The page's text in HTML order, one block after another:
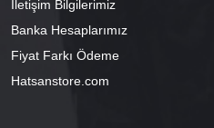
İletişim Bilgilerimiz
Banka Hesaplarımız
Fiyat Farkı Ödeme
Hatsanstore.com